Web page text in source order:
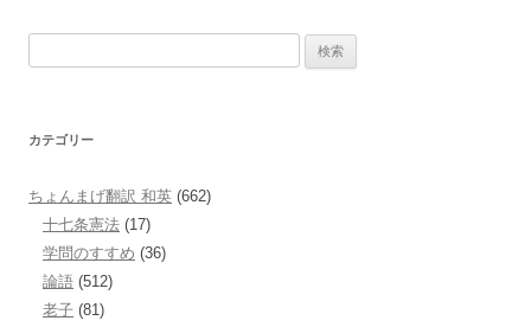
カテゴリー
ちょんまげ翻訳 和英 (662)
十七条憲法 (17)
学問のすすめ (36)
論語 (512)
老子 (81)